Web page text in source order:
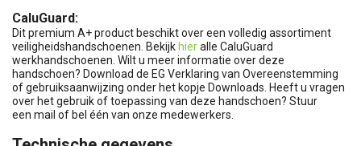
CaluGuard:
Dit premium A+ product beschikt over een volledig assortiment
veiligheidshandschoenen. Bekijk hieralle CaluGuard
werkhandschoenen. Wilt u meer informatie over deze
handschoen? Download de EG Verklaring van Overeenstemming
of gebruiksaanwijzing onder het kopje Downloads. Heeft u vragen
over het gebruik of toepassing van deze handschoen? Stuur
een mail of bel één van onze medewerkers.